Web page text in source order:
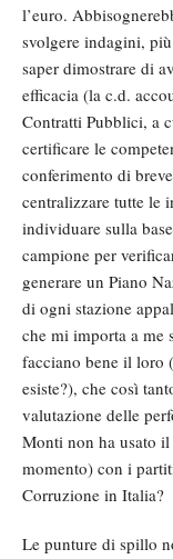
l’euro.
svolgere indagini,
saper dimostrare di
efficacia (la c.d.
Contratti Pubblici, a
certificare le
conferimento di
centralizzare tutte le
individuare sulla
campione per
generare un Piano
di ogni stazione
che mi importa a me
facciano bene il loro
esiste?), che così
valutazione delle
Monti non ha usato il
momento) con i
Corruzione in Italia?
Le punture di spillo